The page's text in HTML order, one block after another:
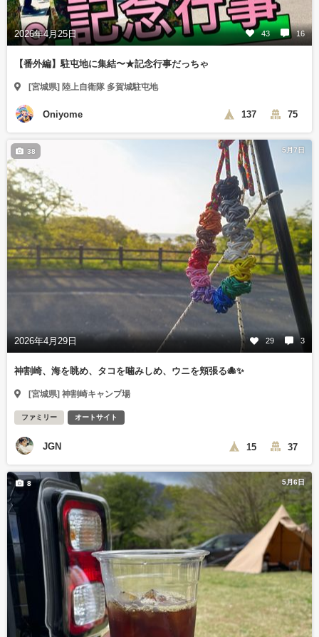
2026年4月25日 43 16
【番外編】駐屯地に集結〜★記念行事だっちゃ
[宮城県] 陸上自衛隊 多賀城駐屯地
Oniyome 137 75
5月7日
2026年4月29日 29 3
38
神割崎、海を眺め、タコを噛みしめ、ウニを頬張る🐙✨
[宮城県] 神割崎キャンプ場
ファミリー オートサイト
JGN 15 37
5月6日
8